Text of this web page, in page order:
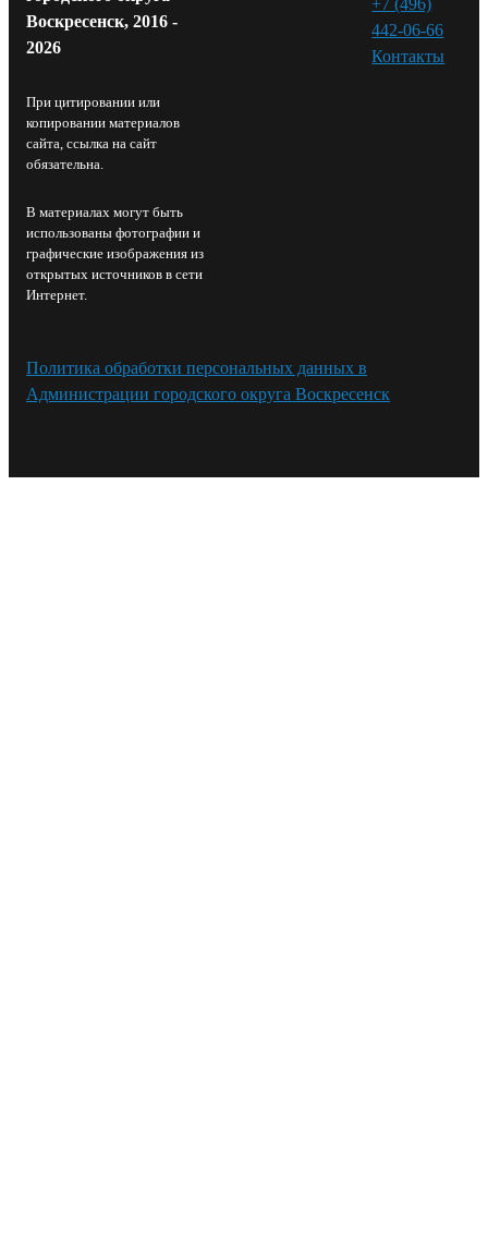
Воскресенск, 2016 -
2026
При цитировании или
копировании материалов
сайта, ссылка на сайт
обязательна.
В материалах могут быть
использованы фотографии и
графические изображения из
открытых источников в сети
Интернет.
442-06-66
Контакты⁠
Политика обработки персональных данных в
Администрации городского округа Воскресенск